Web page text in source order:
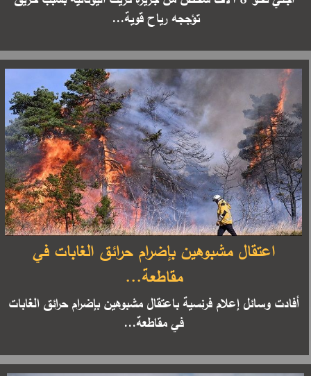
تؤججه رياح قوية...
اعتقال مشبوهين بإضرام حرائق الغابات في
مقاطعة...
أفادت وسائل إعلام فرنسية باعتقال مشبوهين بإضرام حرائق الغابات
في مقاطعة...